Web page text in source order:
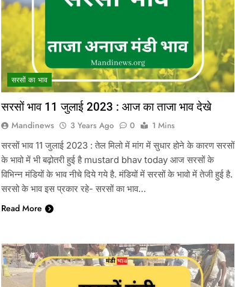
सरसों का भाव
सरसों भाव 11 जुलाई 2023 : आज का ताजा भाव देखे
Mandinews 3 Years Ago 0
1 Mins
सरसों भाव 11 जुलाई 2023 : तेल मिलो में मांग में सुधार होने के कारण सरसों
के भावो में भी बढ़ोतरी हुई है mustard bhav today आज सरसों के
विभिन्न मंडियों के भाव नीचे दिये गये है. मंडियों में सरसों के भावो में तेजी हुई है.
सरसो के भाव इस प्रकार रहे- सरसों का भाव…
Read More